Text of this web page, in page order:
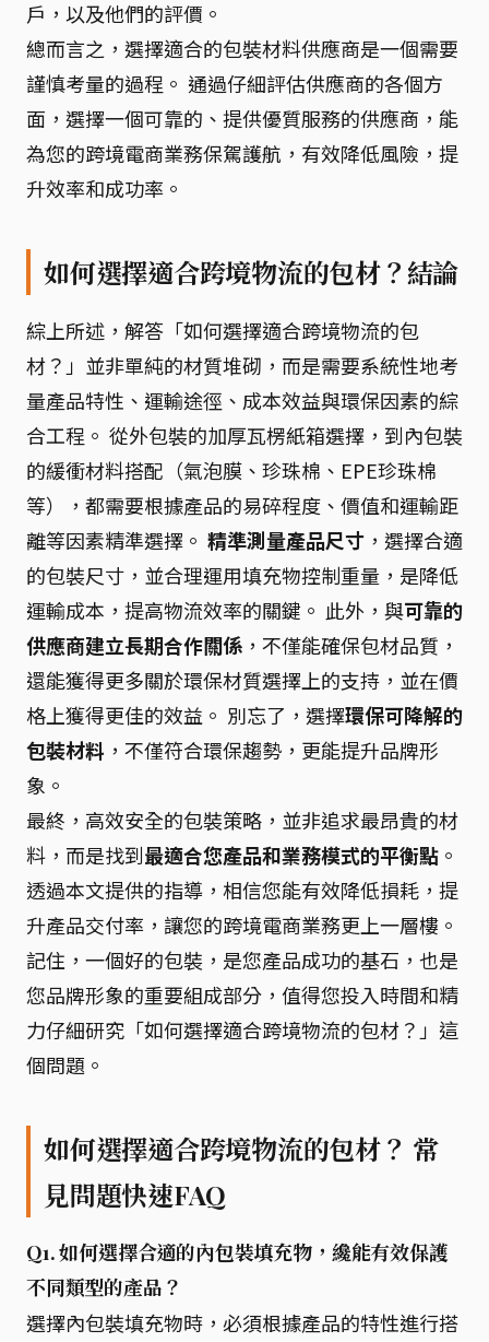
戶，以及他們的評價。
總而言之，選擇適合的包裝材料供應商是一個需要
謹慎考量的過程。 通過仔細評估供應商的各個方
面，選擇一個可靠的、提供優質服務的供應商，能
為您的跨境電商業務保駕護航，有效降低風險，提
升效率和成功率。
如何選擇適合跨境物流的包材？結論
綜上所述，解答「如何選擇適合跨境物流的包
材？」並非單純的材質堆砌，而是需要系統性地考
量產品特性、運輸途徑、成本效益與環保因素的綜
合工程。 從外包裝的加厚瓦楞紙箱選擇，到內包裝
的緩衝材料搭配（氣泡膜、珍珠棉、EPE珍珠棉
等），都需要根據產品的易碎程度、價值和運輸距
離等因素精準選擇。 精準測量產品尺寸 ，選擇合適
的包裝尺寸，並合理運用填充物控制重量，是降低
運輸成本，提高物流效率的關鍵。 此外，與可靠的
供應商建立長期合作關係 ，不僅能確保包材品質，
還能獲得更多關於環保材質選擇上的支持，並在價
格上獲得更佳的效益。 別忘了，選擇環保可降解的
包裝材料 ，不僅符合環保趨勢，更能提升品牌形
象。
最終，高效安全的包裝策略，並非追求最昂貴的材
料，而是找到最適合您產品和業務模式的平衡點 。
透過本文提供的指導，相信您能有效降低損耗，提
升產品交付率，讓您的跨境電商業務更上一層樓。
記住，一個好的包裝，是您產品成功的基石，也是
您品牌形象的重要組成部分，值得您投入時間和精
力仔細研究「如何選擇適合跨境物流的包材？」這
個問題。
如何選擇適合跨境物流的包材？ 常
見問題快速FAQ
Q1. 如何選擇合適的內包裝填充物，纔能有效保護
不同類型的產品？
選擇內包裝填充物時，必須根據產品的特性進行搭